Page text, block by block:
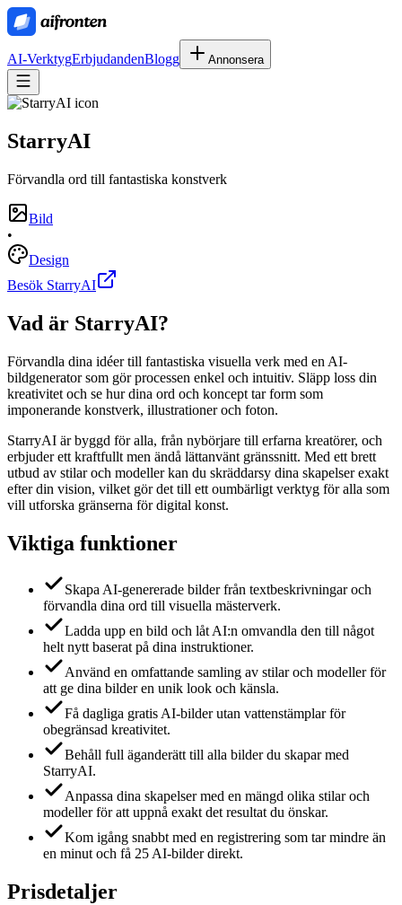
AI-VerktygErbjudandenBlogg Annonsera
StarryAI
Förvandla ord till fantastiska konstverk
Bild
•
Design
Besök StarryAI
Vad är StarryAI?
Förvandla dina idéer till fantastiska visuella verk med en AI-
bildgenerator som gör processen enkel och intuitiv. Släpp loss din
kreativitet och se hur dina ord och koncept tar form som
imponerande konstverk, illustrationer och foton.
StarryAI är byggd för alla, från nybörjare till erfarna kreatörer, och
erbjuder ett kraftfullt men ändå lättanvänt gränssnitt. Med ett brett
utbud av stilar och modeller kan du skräddarsy dina skapelser exakt
efter din vision, vilket gör det till ett oumbärligt verktyg för alla som
vill utforska gränserna för digital konst.
Viktiga funktioner
Skapa AI-genererade bilder från textbeskrivningar och
förvandla dina ord till visuella mästerverk.
Ladda upp en bild och låt AI:n omvandla den till något
helt nytt baserat på dina instruktioner.
Använd en omfattande samling av stilar och modeller för
att ge dina bilder en unik look och känsla.
Få dagliga gratis AI-bilder utan vattenstämplar för
obegränsad kreativitet.
Behåll full äganderätt till alla bilder du skapar med
StarryAI.
Anpassa dina skapelser med en mängd olika stilar och
modeller för att uppnå exakt det resultat du önskar.
Kom igång snabbt med en registrering som tar mindre än
en minut och få 25 AI-bilder direkt.
Prisdetaljer